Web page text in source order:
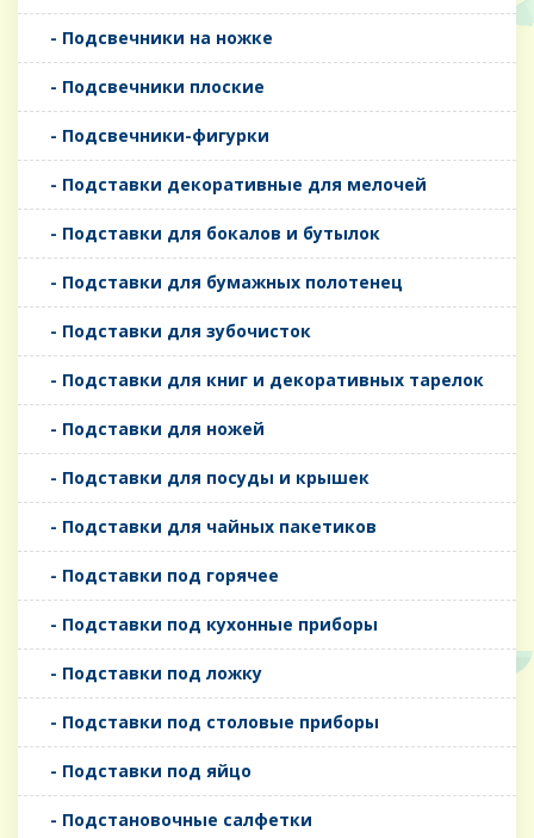
- Подсвечники на ножке
- Подсвечники плоские
- Подсвечники-фигурки
- Подставки декоративные для мелочей
- Подставки для бокалов и бутылок
- Подставки для бумажных полотенец
- Подставки для зубочисток
- Подставки для книг и декоративных тарелок
- Подставки для ножей
- Подставки для посуды и крышек
- Подставки для чайных пакетиков
- Подставки под горячее
- Подставки под кухонные приборы
- Подставки под ложку
- Подставки под столовые приборы
- Подставки под яйцо
- Подстановочные салфетки